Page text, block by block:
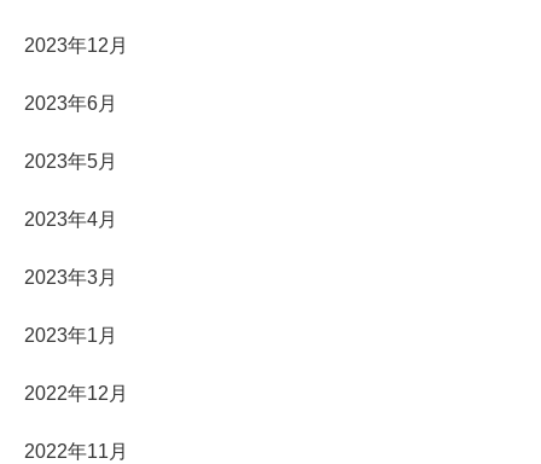
2023年12月
2023年6月
2023年5月
2023年4月
2023年3月
2023年1月
2022年12月
2022年11月